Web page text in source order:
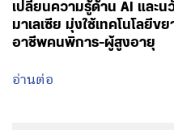
เปลี่ยนความรู้ด้าน AI และน
มาเลเซีย มุ่งใช้เทคโนโลยี
อาชีพคนพิการ-ผู้สูงอายุ
อ่านต่อ